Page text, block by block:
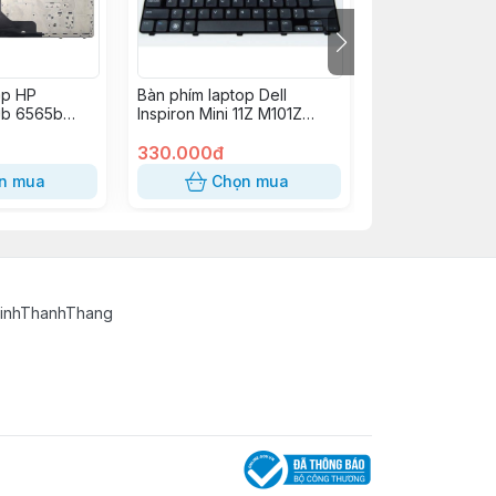
HP
6565b
mua
Bàn phím laptop Dell
Inspiron Mini 11Z M101Z
330.000đ
Chọn mua